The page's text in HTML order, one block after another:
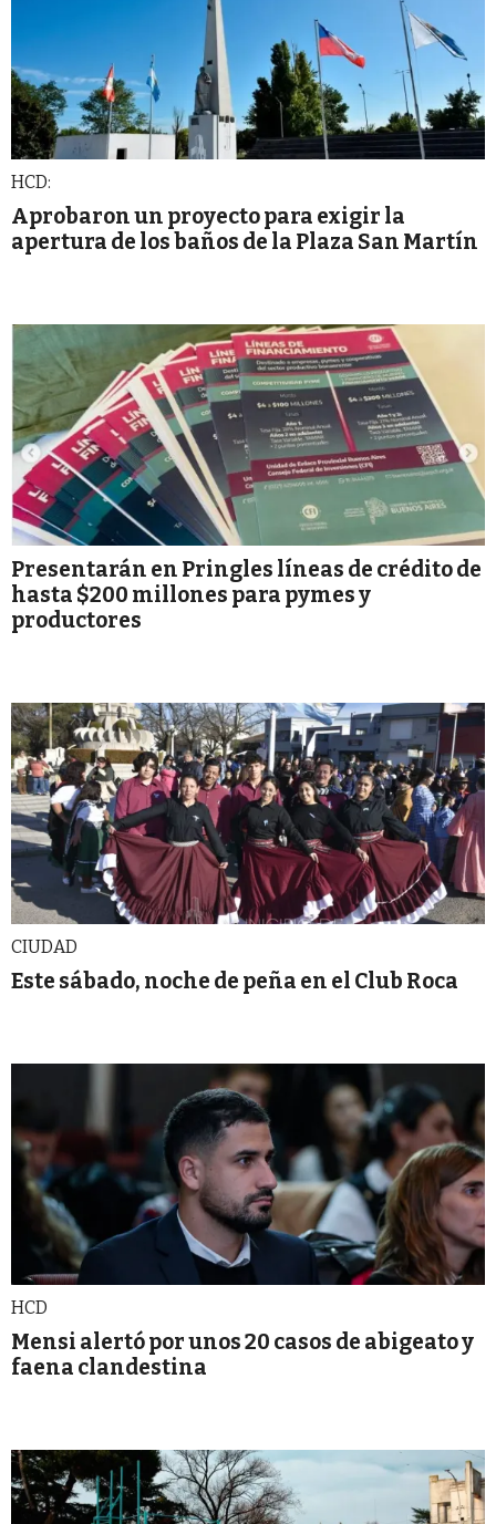
HCD:
Aprobaron un proyecto para exigir la
apertura de los baños de la Plaza San Martín
Presentarán en Pringles líneas de crédito de
hasta $200 millones para pymes y
productores
CIUDAD
Este sábado, noche de peña en el Club Roca
HCD
Mensi alertó por unos 20 casos de abigeato y
faena clandestina